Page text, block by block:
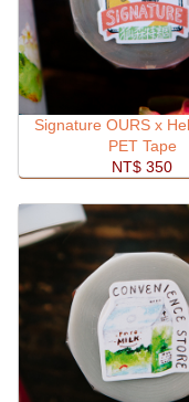
Signature OURS x
PET Tape
NT$ 350